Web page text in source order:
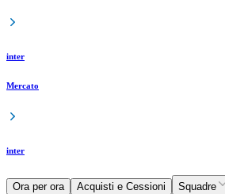
inter
Mercato
inter
Ora per ora Acquisti e Cessioni Squadre